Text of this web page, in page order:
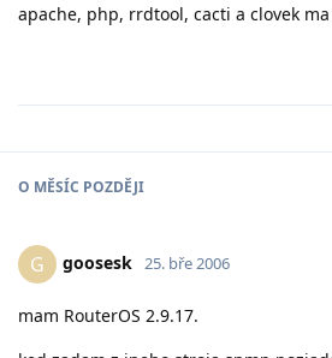
apache, php, rrdtool, cacti a clovek
O MĚSÍC POZDĚJI
G goosesk 25. bře 2006
mam RouterOS 2.9.17.